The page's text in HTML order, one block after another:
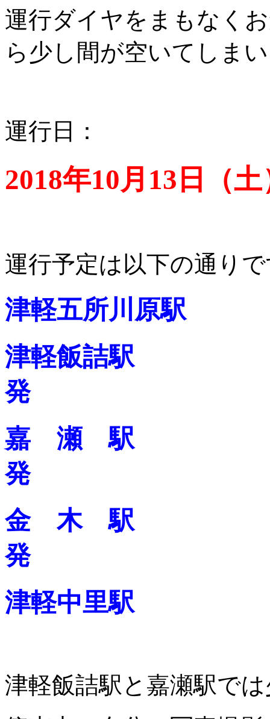
運行ダイヤをまもなく
ら少し間が空いてしま
運行日：
2018年10月13日（土
運行予定は以下の通り
津軽五所川原駅
津軽飯詰駅
発
嘉 瀬 駅 20
発
金 木 駅 21
発
津軽中里駅
津軽飯詰駅と嘉瀬駅で